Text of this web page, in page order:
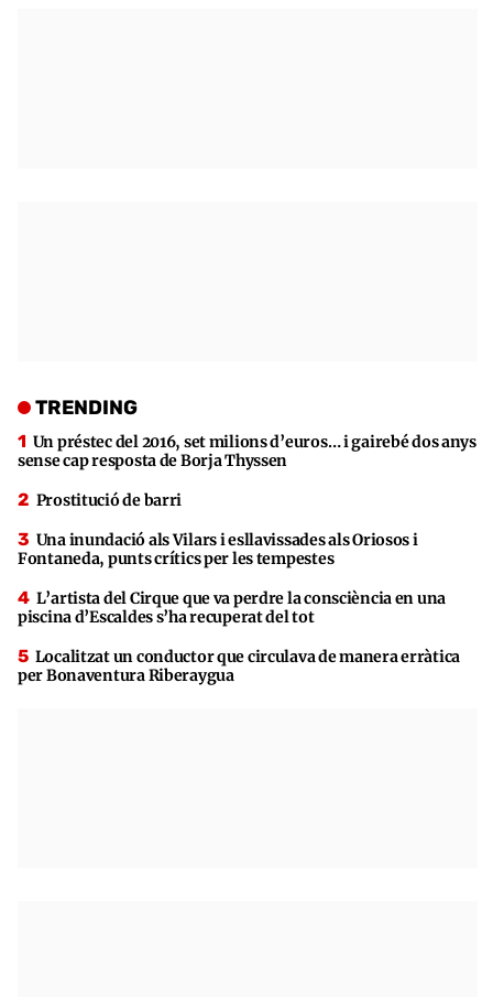
TRENDING
Un préstec del 2016, set milions d’euros… i gairebé dos anys
sense cap resposta de Borja Thyssen
Prostitució de barri
Una inundació als Vilars i esllavissades als Oriosos i
Fontaneda, punts crítics per les tempestes
L’artista del Cirque que va perdre la consciència en una
piscina d’Escaldes s’ha recuperat del tot
Localitzat un conductor que circulava de manera erràtica
per Bonaventura Riberaygua